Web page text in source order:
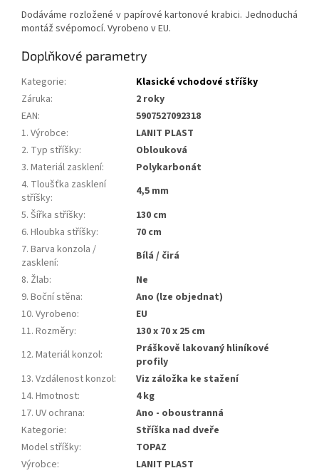
Dodáváme rozložené v papírové kartonové krabici. Jednoduchá
montáž svépomocí. Vyrobeno v EU.
Doplňkové parametry
Kategorie:
Klasické vchodové stříšky
Záruka:
2 roky
EAN:
5907527092318
1. Výrobce:
LANIT PLAST
2. Typ stříšky:
Oblouková
3. Materiál zasklení:
Polykarbonát
4. Tloušťka zasklení
stříšky:
4,5 mm
5. Šířka stříšky:
130 cm
6. Hloubka stříšky:
70 cm
7. Barva konzola /
zasklení:
Bílá / čirá
8. Žlab:
Ne
9. Boční stěna:
Ano (lze objednat)
10. Vyrobeno:
EU
11. Rozměry:
130 x 70 x 25 cm
12. Materiál konzol:
práškově lakovaný hliníkové
profily
13. Vzdálenost konzol:
Viz záložka ke stažení
14. Hmotnost:
4 kg
17. UV ochrana:
Ano - oboustranná
Kategorie:
stříška nad dveře
Model stříšky:
TOPAZ
Výrobce:
LANIT PLAST